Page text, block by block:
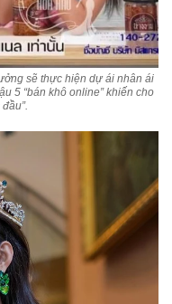
sẽ thực hiện dự ái nhân ái
5 “bán khô online” khiến cho